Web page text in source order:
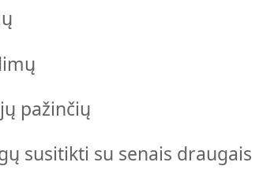
pažinčių
susitikti su senais draugais